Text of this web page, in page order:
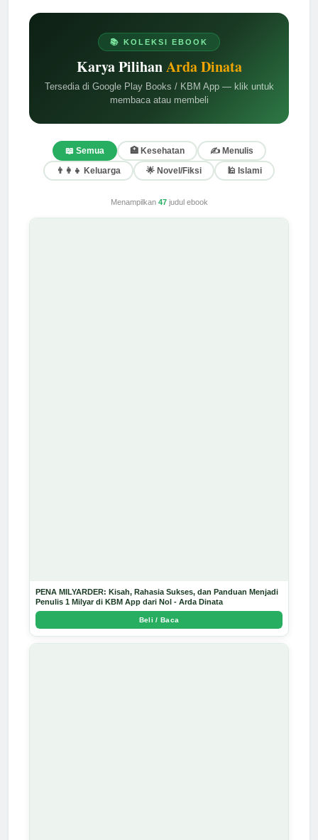
📚 KOLEKSI EBOOK
Karya PilihanArda Dinata
Tersedia di Google Play Books / KBM App — klik untuk
membaca atau membeli
📖 Semua 🏥 Kesehatan
✍️ Menulis
👨‍👩‍👧 Keluarga
🌟 Novel/Fiksi 🕌 Islami
Menampilkan 47judul ebook
PENA MILYARDER: Kisah, Rahasia Sukses, dan Panduan Menjadi
Penulis 1 Milyar di KBM App dari Nol - Arda Dinata
Beli / Baca